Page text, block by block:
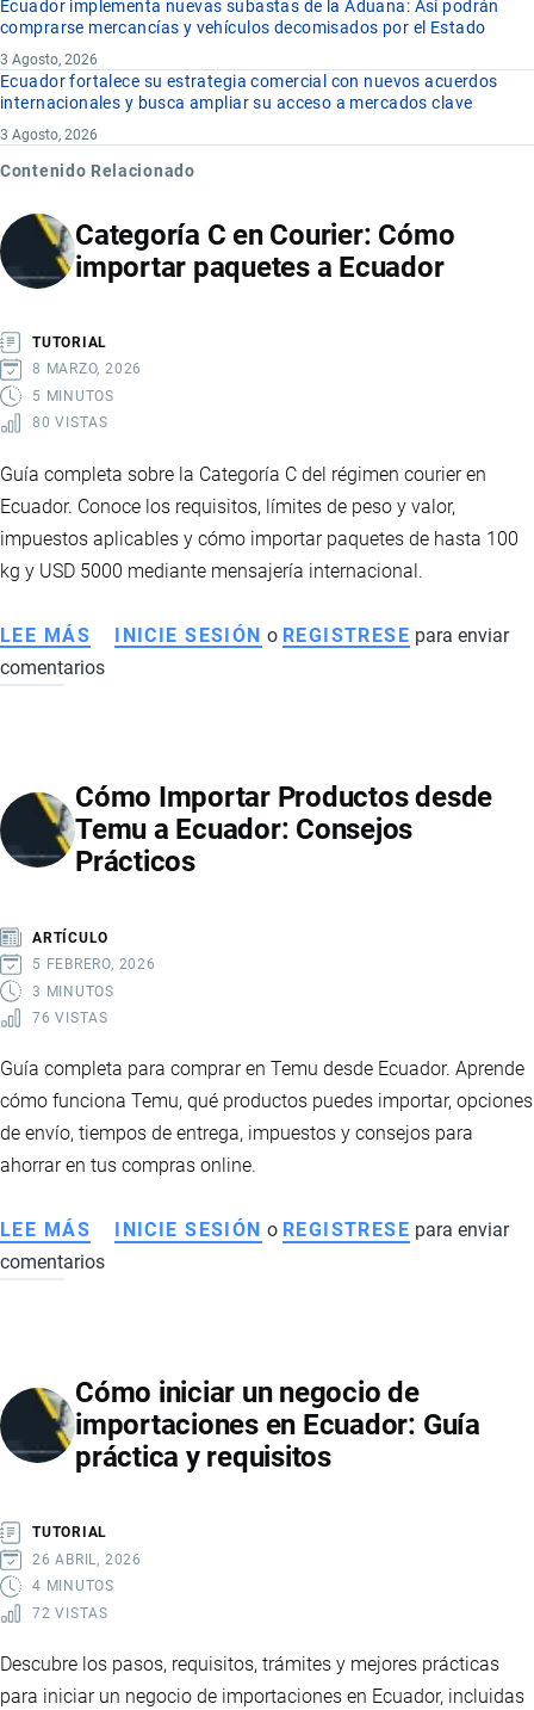
Ecuador implementa nuevas subastas de la Aduana: Así podrán
comprarse mercancías y vehículos decomisados por el Estado
3 Agosto, 2026
Ecuador fortalece su estrategia comercial con nuevos acuerdos
internacionales y busca ampliar su acceso a mercados clave
3 Agosto, 2026
Contenido Relacionado
Categoría C en Courier: Cómo
importar paquetes a Ecuador
TUTORIAL
8 MARZO, 2026
5 MINUTOS
80 VISTAS
Guía completa sobre la Categoría C del régimen courier en
Ecuador. Conoce los requisitos, límites de peso y valor,
impuestos aplicables y cómo importar paquetes de hasta 100
kg y USD 5000 mediante mensajería internacional.
LEE MÁS SOBRE
CATEGORÍA
CÓMO
IMPORTAR
PAQUETES
INICIE SESIÓN o REGISTRESE para enviar
comentarios
Cómo Importar Productos desde
Temu a Ecuador: Consejos
Prácticos
ARTÍCULO
5 FEBRERO, 2026
3 MINUTOS
76 VISTAS
Guía completa para comprar en Temu desde Ecuador. Aprende
cómo funciona Temu, qué productos puedes importar, opciones
de envío, tiempos de entrega, impuestos y consejos para
ahorrar en tus compras online.
LEE MÁS SOBRE
CÓMO
TEMU
A
ECUADOR:
INICIE SESIÓN o REGISTRESE para enviar
comentarios
Cómo iniciar un negocio de
importaciones en Ecuador: Guía
práctica y requisitos
TUTORIAL
26 ABRIL, 2026
4 MINUTOS
72 VISTAS
Descubre los pasos, requisitos, trámites y mejores prácticas
para iniciar un negocio de importaciones en Ecuador, incluidas